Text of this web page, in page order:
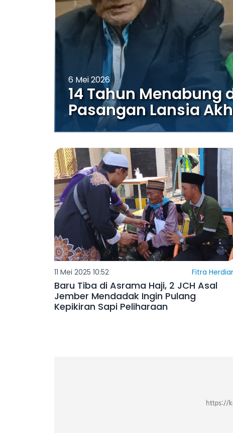
6 Mei 2026
14 Tahun Menabung
Pasangan Lansia
11 Mei 2025 10:52 Fitra
Baru Tiba di Asrama Haji, 2 JCH Asal
Jember Mendadak Ingin Pulang
Kepikiran Sapi Peliharaan